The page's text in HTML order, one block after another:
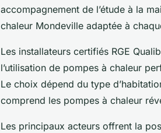
accompagnement de l’étude à la
chaleur Mondeville adaptée à
Les installateurs certifiés RGE
l’utilisation de pompes à chaleur
Le choix dépend du type
comprend les pompes à chaleur
Les principaux acteurs offrent la